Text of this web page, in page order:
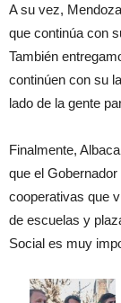
A su vez,
que continúa con
También
continúen con su
lado de la gente
Finalmente,
que el
cooperativas que
de escuelas y
Social es muy